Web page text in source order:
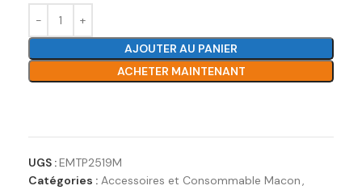
AJOUTER AU PANIER
ACHETER MAINTENANT
UGS :EMTP2519M
Catégories : Accessoires et Consommable Macon,